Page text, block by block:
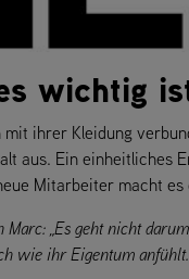
wichtig
mit ihrer Kleidung
aus. Ein einheitliches
Mitarbeiter macht
Marc: „Es geht nicht
wie ihr Eigentum